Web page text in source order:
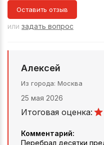
Оставить отзыв
или задать вопрос
Алексей
Из города Москва
25 мая 2026
Итоговая оценка:
Комментарий:
Перебрал десятки